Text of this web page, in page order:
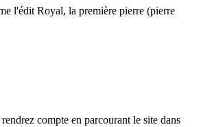
l'édit Royal, la première pierre (pierre
compte en parcourant le site dans